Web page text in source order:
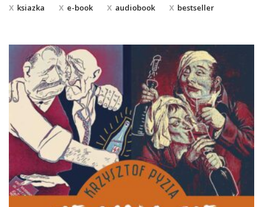
ksiazka e-book audiobook bestseller